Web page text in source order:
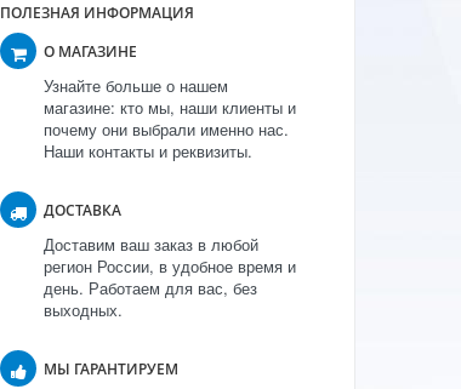
ПОЛЕЗНАЯ ИНФОРМАЦИЯ
О МАГАЗИНЕ
Узнайте больше о нашем
магазине: кто мы, наши клиенты и
почему они выбрали именно нас.
Наши контакты и реквизиты.
ДОСТАВКА
Доставим ваш заказ в любой
регион России, в удобное время и
день. Работаем для вас, без
выходных.
МЫ ГАРАНТИРУЕМ